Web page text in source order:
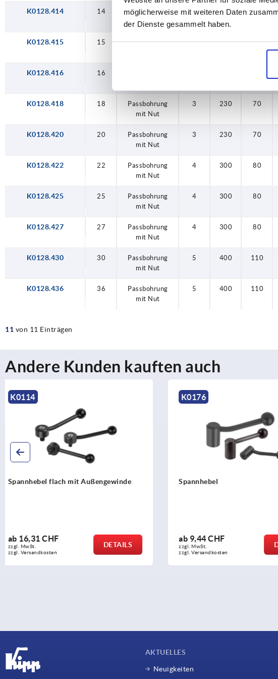
möglicherweise mit weiteren Daten
der Dienste gesammelt haben.
27
K0128.414 14
Passbohrung
mit Nut
2 180 54
K0128.415 15
Passbohrung
2 180 54
K0128.416 16
K0128.418 18
Passbohrung
mit Nut
3 230 70
K0128.420 20
Passbohrung
mit Nut
3 230 70
K0128.422 22
Passbohrung
mit Nut
4 300 80
K0128.425 25
Passbohrung
mit Nut
4 300 80
K0128.427 27
Passbohrung
mit Nut
4 300 80
K0128.430 30
Passbohrung
mit Nut
5 400 110
K0128.436 36
Passbohrung
mit Nut
5 400 110
11 von 11 Einträgen
Andere Kunden kauften auch
K0176
Spannhebel
ab9,44 CHF
zzgl. MwSt.
zzgl. Versandkosten
DETAILS
K0108
Spannhebel mit
ab16,11 CHF
zzgl. MwSt.
zzgl. Versandkosten
AKTUELLES
Neuigkeiten